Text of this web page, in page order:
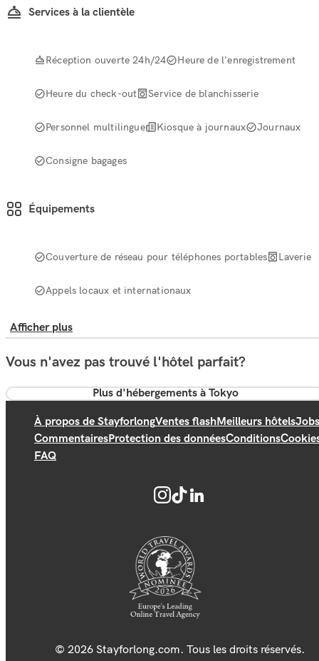
Services à la clientèle
Réception ouverte 24h/24 Heure de l'enregistrement
Heure du check-out Service de blanchisserie
Personnel multilingue Kiosque à journaux Journaux
Consigne bagages
Équipements
Couverture de réseau pour téléphones portables Laverie
Appels locaux et internationaux
Afficher plus
Vous n'avez pas trouvé l'hôtel parfait?
Plus d'hébergements à Tokyo
À propos de StayforlongVentes flashMeilleurs hôtelsJobs
CommentairesProtection des donnéesConditions
FAQ
© 2026 Stayforlong.com. Tous les droits réservés.